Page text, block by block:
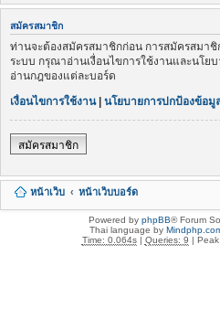
สมัครสมาชิก
ท่านจะต้องสมัครสมาชิกก่อน การสมัครสมาชิ
ระบบ กรุณาอ่านเงื่อนไขการใช้งานและนโ
อ่านกฎของแต่ละบอร์ด
เงื่อนไขการใช้งาน| นโยบายการปกป้องข้อมู
สมัครสมาชิก
หน้าเว็บ หน้าเว็บบอร์ด
Powered by phpBB® Forum
Thai language by
Time: 0.064s| Queries: 9 |